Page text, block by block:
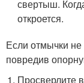
свертыш.
откроется.
Если отмычки не
повредив
Просверлите